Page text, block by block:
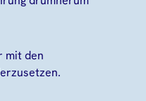
mit den